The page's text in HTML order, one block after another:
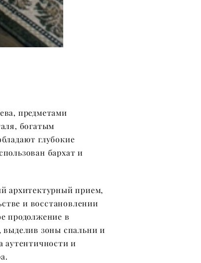
предметами
богатым
глубокие
бархат и
архитектурный прием,
и восстановлении
продолжение в
выделив зоны спальни и
аутентичности и